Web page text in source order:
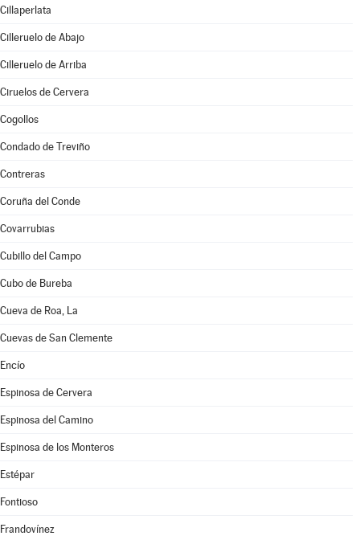
Cillaperlata
Cilleruelo de Abajo
Cilleruelo de Arriba
Ciruelos de Cervera
Cogollos
Condado de Treviño
Contreras
Coruña del Conde
Covarrubias
Cubillo del Campo
Cubo de Bureba
Cueva de Roa, La
Cuevas de San Clemente
Encío
Espinosa de Cervera
Espinosa del Camino
Espinosa de los Monteros
Estépar
Fontioso
Frandovínez